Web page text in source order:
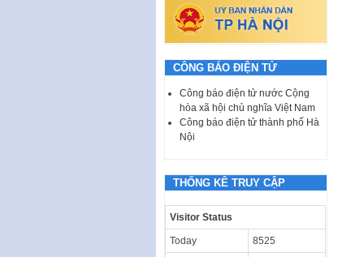
CÔNG BÁO ĐIỆN TỬ
Công báo điện tử nước Cộng
hòa xã hội chủ nghĩa Việt Nam
Công báo điện tử thành phố Hà
Nội
THỐNG KÊ TRUY CẬP
Visitor Status
Today 8525